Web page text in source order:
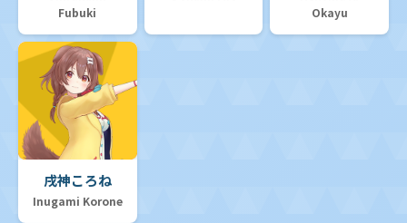
Fubuki
Okayu
戌神ころね
Inugami Korone